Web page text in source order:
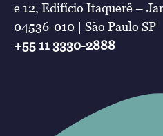
e 12, Edifício Itaquerê –
04536-010 | São Paulo SP
+55 11 3330-2888